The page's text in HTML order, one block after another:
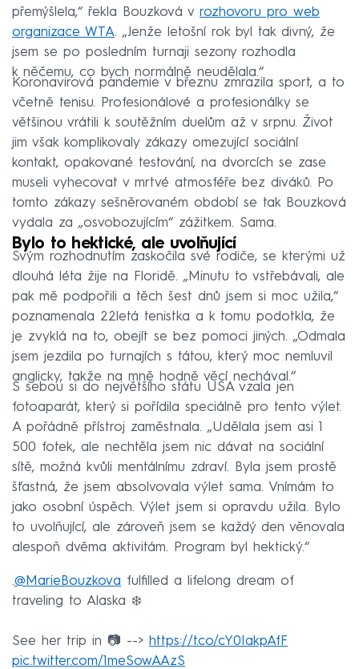
přemýšlela,“ řekla Bouzková v rozhovoru pro web
organizace WTA. „Jenže letošní rok byl tak divný, že
jsem se po posledním turnaji sezony rozhodla
k něčemu, co bych normálně neudělala.“
Koronavirová pandemie v březnu zmrazila sport, a to
včetně tenisu. Profesionálové a profesionálky se
většinou vrátili k soutěžním duelům až v srpnu. Život
jim však komplikovaly zákazy omezující sociální
kontakt, opakované testování, na dvorcích se zase
museli vyhecovat v mrtvé atmosféře bez diváků. Po
tomto zákazy sešněrovaném období se tak Bouzková
vydala za „osvobozujícím“ zážitkem. Sama.
Bylo to hektické, ale uvolňující
Svým rozhodnutím zaskočila své rodiče, se kterými už
dlouhá léta žije na Floridě. „Minutu to vstřebávali, ale
pak mě podpořili a těch šest dnů jsem si moc užila,“
poznamenala 22letá tenistka a k tomu podotkla, že
je zvyklá na to, obejít se bez pomoci jiných. „Odmala
jsem jezdila po turnajích s tátou, který moc nemluvil
anglicky, takže na mně hodně věcí nechával.“
S sebou si do největšího státu USA vzala jen
fotoaparát, který si pořídila speciálně pro tento výlet.
A pořádně přístroj zaměstnala. „Udělala jsem asi 1
500 fotek, ale nechtěla jsem nic dávat na sociální
sítě, možná kvůli mentálnímu zdraví. Byla jsem prostě
šťastná, že jsem absolvovala výlet sama. Vnímám to
jako osobní úspěch. Výlet jsem si opravdu užila. Bylo
to uvolňující, ale zároveň jsem se každý den věnovala
alespoň dvěma aktivitám. Program byl hektický.“
.@MarieBouzkova fulfilled a lifelong dream of
traveling to Alaska ❄️
See her trip in 📷 --> https://t.co/cY0IakpAfF
pic.twitter.com/1meSowAAzS